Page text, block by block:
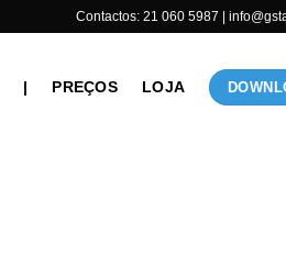
Contactos: 21 060 5987 |
| PREÇOS LOJA